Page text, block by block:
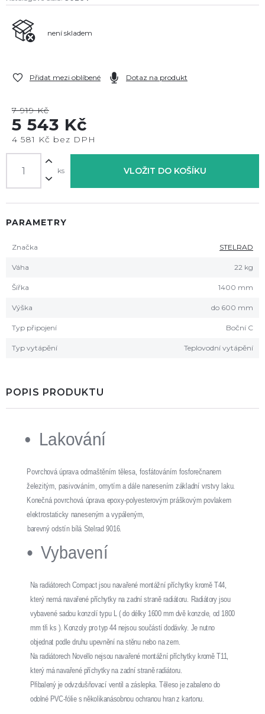
není skladem
Přidat mezi oblíbené Dotaz na produkt
7 919 Kč
5 543 Kč
4 581 Kč bez DPH
ks VLOŽIT DO KOŠÍKU
PARAMETRY
Značka STELRAD
Váha 22 kg
Šířka 1400 mm
Výška do 600 mm
Typ připojení Boční C
Typ vytápění Teplovodní vytápění
POPIS PRODUKTU
Lakování
Povrchová úprava odmaštěním tělesa, fosfátováním fosforečnanem
železitým, pasivováním, omytím a dále nanesením základní vrstvy laku.
Konečná povrchová úprava epoxy-polyesterovým práškovým povlakem
elektrostaticky naneseným a vypáleným,
barevný odstín bílá Stelrad 9016.
Vybavení
Na radiátorech Compact jsou navařené montážní příchytky kromě T44,
který nemá navařené příchytky na zadní straně radiátoru. Radiátory jsou
vybavené sadou konzolí typu L ( do délky 1600 mm dvě konzole, od 1800
mm tři ks ). Konzoly pro typ 44 nejsou součástí dodávky. Je nutno
objednat podle druhu upevnění na stěnu nebo na zem.
Na radiátorech Novello nejsou navařené montážní příchytky kromě T11,
který má navařené příchytky na zadní straně radiátoru.
Přibalený je odvzdušňovací ventil a záslepka. Těleso je zabaleno do
odolné PVC-fólie s několikanásobnou ochranou hran z kartonu.